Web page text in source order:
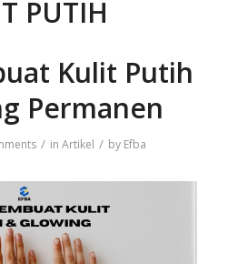
PUTIH
Kulit Putih
Permanen